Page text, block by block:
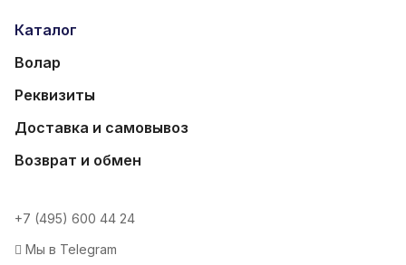
Каталог
Волар
Реквизиты
Доставка и самовывоз
Возврат и обмен
+7 (495) 600 44 24
Мы в Telegram